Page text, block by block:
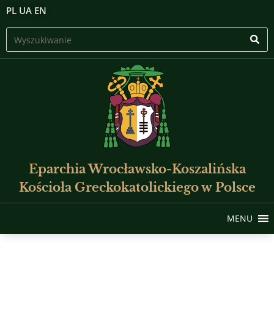
PL UA EN
Eparchia Wrocławsko-Koszalińska
Kościoła Greckokatolickiego w Polsce
MENU